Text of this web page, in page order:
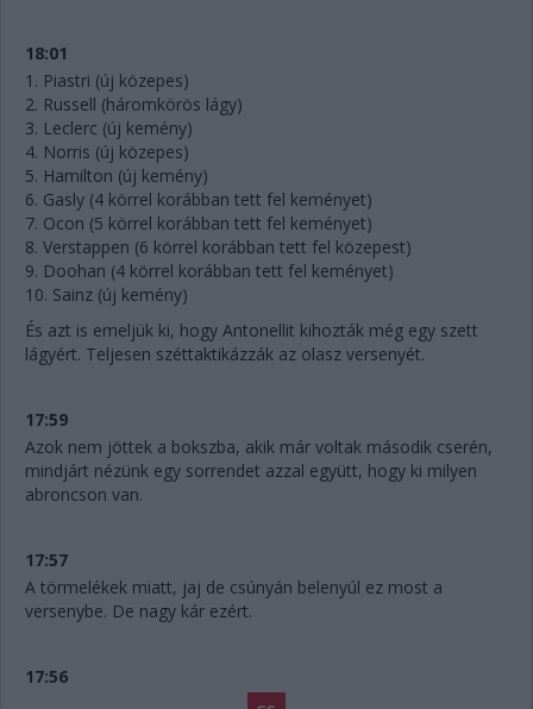
18:01
1. Piastri (új közepes)
2. Russell (háromkörös lágy)
3. Leclerc (új kemény)
4. Norris (új közepes)
5. Hamilton (új kemény)
6. Gasly (4 körrel korábban tett fel keményet)
7. Ocon (5 körrel korábban tett fel keményet)
8. Verstappen (6 körrel korábban tett fel közepest)
9. Doohan (4 körrel korábban tett fel keményet)
10. Sainz (új kemény)
És azt is emeljük ki, hogy Antonellit kihozták még egy szett
lágyért. Teljesen széttaktikázzák az olasz versenyét.
17:59
Azok nem jöttek a bokszba, akik már voltak második cserén,
mindjárt nézünk egy sorrendet azzal együtt, hogy ki milyen
abroncson van.
17:57
A törmelékek miatt, jaj de csúnyán belenyúl ez most a
versenybe. De nagy kár ezért.
17:56